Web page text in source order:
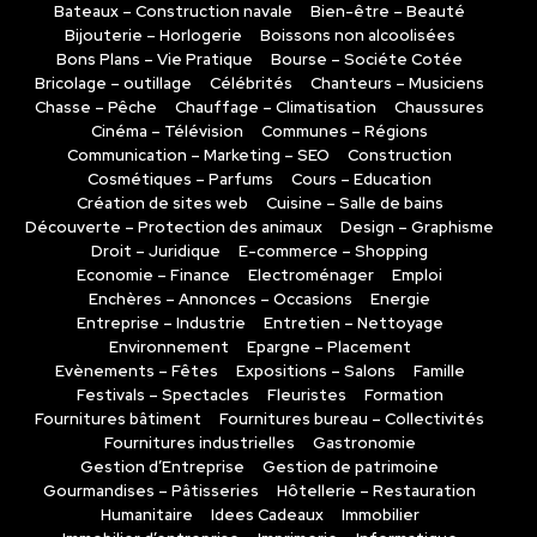
Bateaux – Construction navale
Bien-être – Beauté
Bijouterie – Horlogerie
Boissons non alcoolisées
Bons Plans – Vie Pratique
Bourse – Sociéte Cotée
Bricolage – outillage
Célébrités
Chanteurs – Musiciens
Chasse – Pêche
Chauffage – Climatisation
Chaussures
Cinéma – Télévision
Communes – Régions
Communication – Marketing – SEO
Construction
Cosmétiques – Parfums
Cours – Education
Création de sites web
Cuisine – Salle de bains
Découverte – Protection des animaux
Design – Graphisme
Droit – Juridique
E-commerce – Shopping
Economie – Finance
Electroménager
Emploi
Enchères – Annonces – Occasions
Energie
Entreprise – Industrie
Entretien – Nettoyage
Environnement
Epargne – Placement
Evènements – Fêtes
Expositions – Salons
Famille
Festivals – Spectacles
Fleuristes
Formation
Fournitures bâtiment
Fournitures bureau – Collectivités
Fournitures industrielles
Gastronomie
Gestion d’Entreprise
Gestion de patrimoine
Gourmandises – Pâtisseries
Hôtellerie – Restauration
Humanitaire
Idees Cadeaux
Immobilier